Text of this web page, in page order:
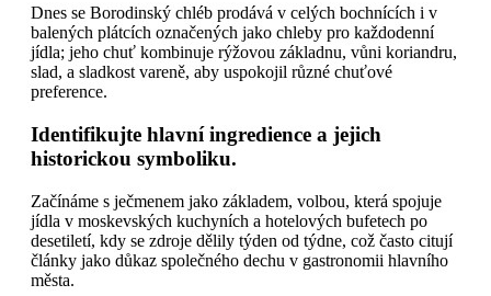
Dnes se Borodinský chléb prodává v celých bochnících i v
balených plátcích označených jako chleby pro každodenní
jídla; jeho chuť kombinuje rýžovou základnu, vůni koriandru,
slad, a sladkost vareně, aby uspokojil různé chuťové
preference.
Identifikujte hlavní ingredience a jejich
historickou symboliku.
Začínáme s ječmenem jako základem, volbou, která spojuje
jídla v moskevských kuchyních a hotelových bufetech po
desetiletí, kdy se zdroje dělily týden od týdne, což často citují
články jako důkaz společného dechu v gastronomii hlavního
města.